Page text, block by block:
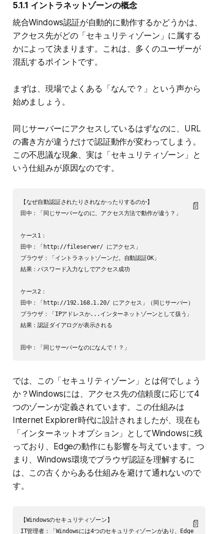
5.1.1 イントラネットゾーンの概念
統合Windows認証が自動的に動作するかどうかは、
アクセス先がどの「セキュリティゾーン」に属する
かによって決まります。これは、多くのユーザーが
混乱するポイントです。
まずは、現場でよくある「なんで？」という声から
始めましょう。
同じサーバーにアクセスしているはずなのに、URL
の書き方が違うだけで認証動作が変わってしまう。
この不思議な現象、実は「セキュリティゾーン」と
いう仕組みが原因なのです。
【なぜ自動認証されたりされなかったりするのか】
田中：「同じサーバーなのに、アクセス方法で動作が違う？」
ケース1：
田中：「http://fileserver/ にアクセス」
ブラウザ：「イントラネットゾーンだ。自動認証OK」
結果：パスワード入力なしでアクセス成功
ケース2：
田中：「http://192.168.1.20/ にアクセス」（同じサーバー）
ブラウザ：「IPアドレスか...インターネットゾーンとして扱う」
結果：認証ダイアログが表示される
📄
では、この「セキュリティゾーン」とは何でしょう
か？Windowsには、アクセス先の信頼度に応じて4
つのゾーンが定義されています。この仕組みは
Internet Explorer時代に設計されましたが、現在も
「インターネットオプション」としてWindowsに残
っており、Edgeの動作にも影響を与えています。つ
まり、Windows環境でブラウザ認証を理解するに
は、この古くからある仕組みを避けて通れないので
す。
【Windowsのセキュリティゾーン】
IT管理者：「Windowsには4つのセキュリティゾーンがあり、Edge
📄